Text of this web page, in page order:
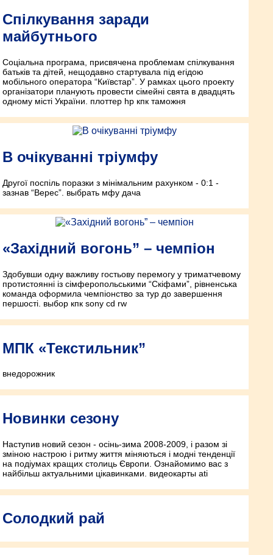
Спілкування заради
майбутнього
Соціальна програма, присвячена проблемам спілкування
батьків та дітей, нещодавно стартувала під егідою
мобільного оператора “Київстар”. У рамках цього проекту
організатори планують провести сімейні свята в двадцять
одному місті України. плоттер hp кпк таможня
В очікуванні тріумфу
Другої поспіль поразки з мінімальним рахунком - 0:1 -
зазнав “Верес”. выбрать мфу дача
«Західний вогонь” – чемпіон
Здобувши одну важливу гостьову перемогу у триматчевому
протистоянні із сімферопольськими “Скіфами”, рівненська
команда оформила чемпіонство за тур до завершення
першості. выбор кпк sony cd rw
МПК «Текстильник”
внедорожник
Новинки сезону
Наступив новий сезон - осінь-зима 2008-2009, і разом зі
зміною настрою і ритму життя міняються і модні тенденції
на подіумах кращих столиць Європи. Ознайомимо вас з
найбільш актуальними цікавинками. видеокарты ati
Солодкий рай